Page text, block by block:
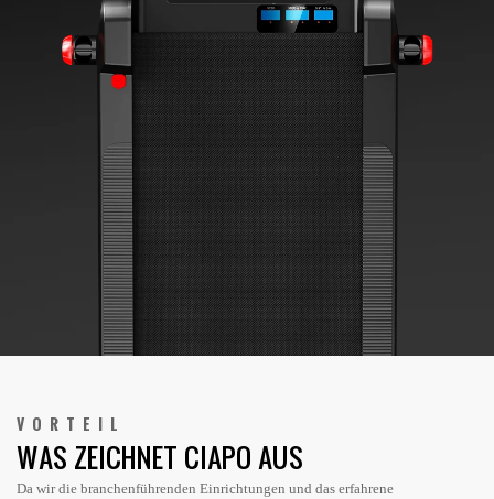
VORTEIL
WAS ZEICHNET CIAPO AUS
Da wir die branchenführenden Einrichtungen und das erfahrene